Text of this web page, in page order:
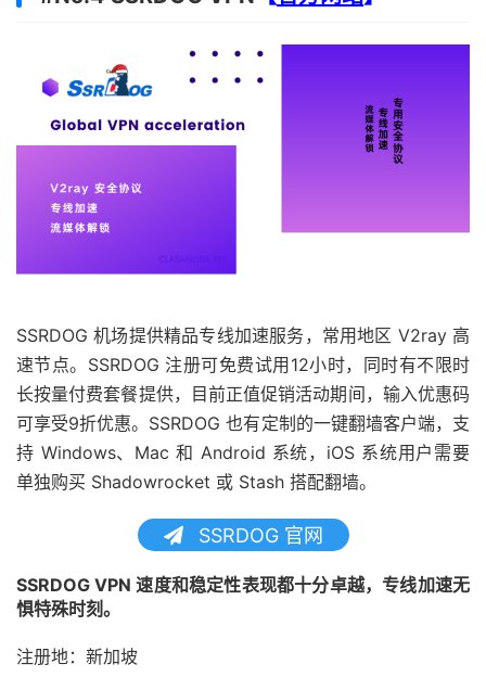
SSRDOG 机场提供精品专线加速服务，常用地区 V2ray 高
速节点。SSRDOG 注册可免费试用12小时，同时有不限时
长按量付费套餐提供，目前正值促销活动期间，输入优惠码
可享受9折优惠。SSRDOG 也有定制的一键翻墙客户端，支
持 Windows、Mac 和 Android 系统，iOS 系统用户需要
单独购买 Shadowrocket 或 Stash 搭配翻墙。
SSRDOG 官网
SSRDOG VPN 速度和稳定性表现都十分卓越，专线加速无
惧特殊时刻。
注册地：新加坡